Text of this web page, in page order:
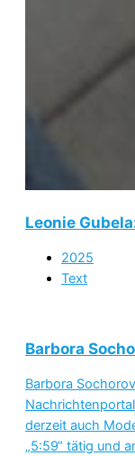
Leonie
2025
Text
Barbora
Barbora
derzeit auch
„5:59“ tätig und